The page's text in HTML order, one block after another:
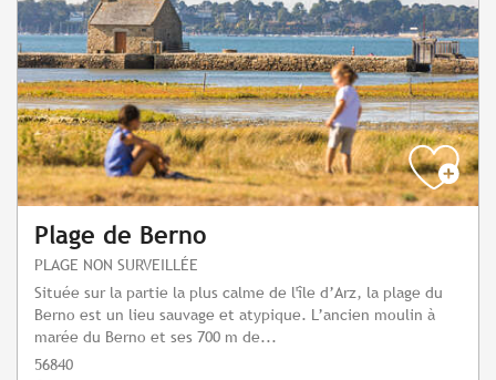
Plage de Berno
PLAGE NON SURVEILLÉE
Située sur la partie la plus calme de l'île d’Arz, la plage du
Berno est un lieu sauvage et atypique. L’ancien moulin à
marée du Berno et ses 700 m de...
56840